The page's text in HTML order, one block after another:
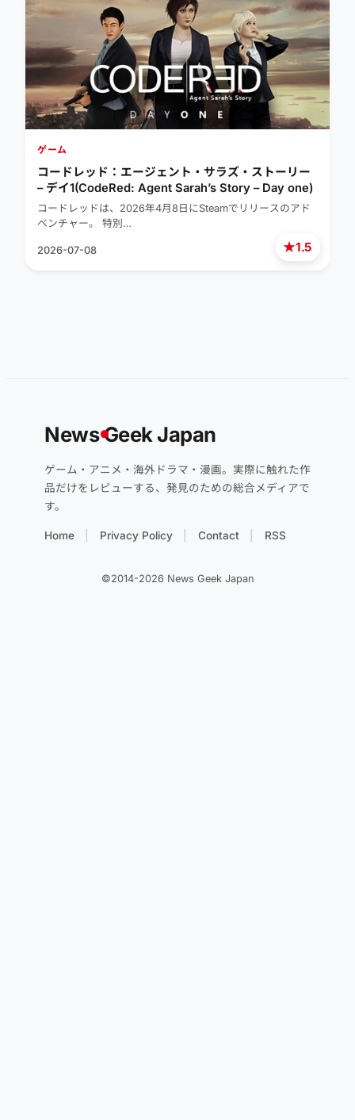
★1.5
ゲーム
コードレッド：エージェント・サラズ・ストーリー
– デイ1(CodeRed: Agent Sarah’s Story – Day one)
コードレッドは、2026年4月8日にSteamでリリースのアド
ベンチャー。 特別…
2026-07-08
NewsGeek Japan
ゲーム・アニメ・海外ドラマ・漫画。実際に触れた作
品だけをレビューする、発見のための総合メディアで
す。
Home Privacy Policy Contact RSS
©2014-2026 News Geek Japan